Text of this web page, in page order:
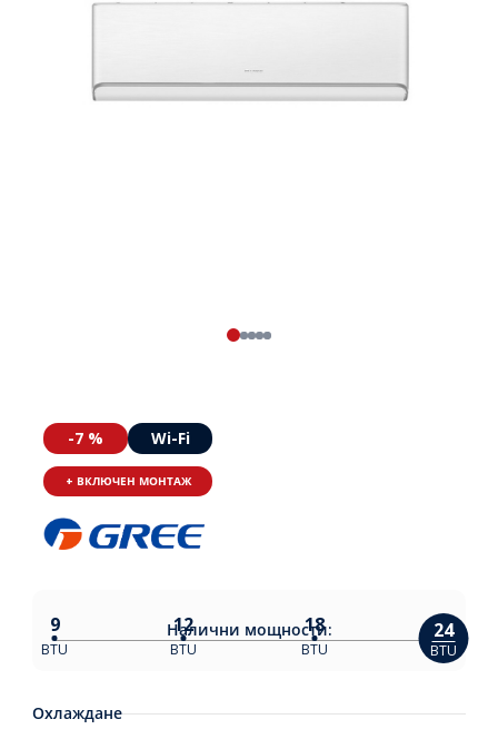
-7 % Wi-Fi
+ ВКЛЮЧЕН МОНТАЖ
Налични мощности:
9
BTU
12
BTU
18
BTU
24
BTU
Охлаждане